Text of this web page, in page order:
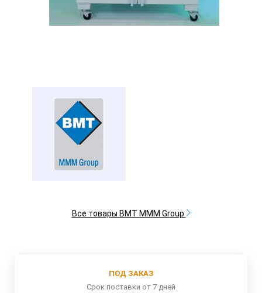
Все товары BMT MMM Group
ПОД ЗАКАЗ
Срок поставки от 7 дней